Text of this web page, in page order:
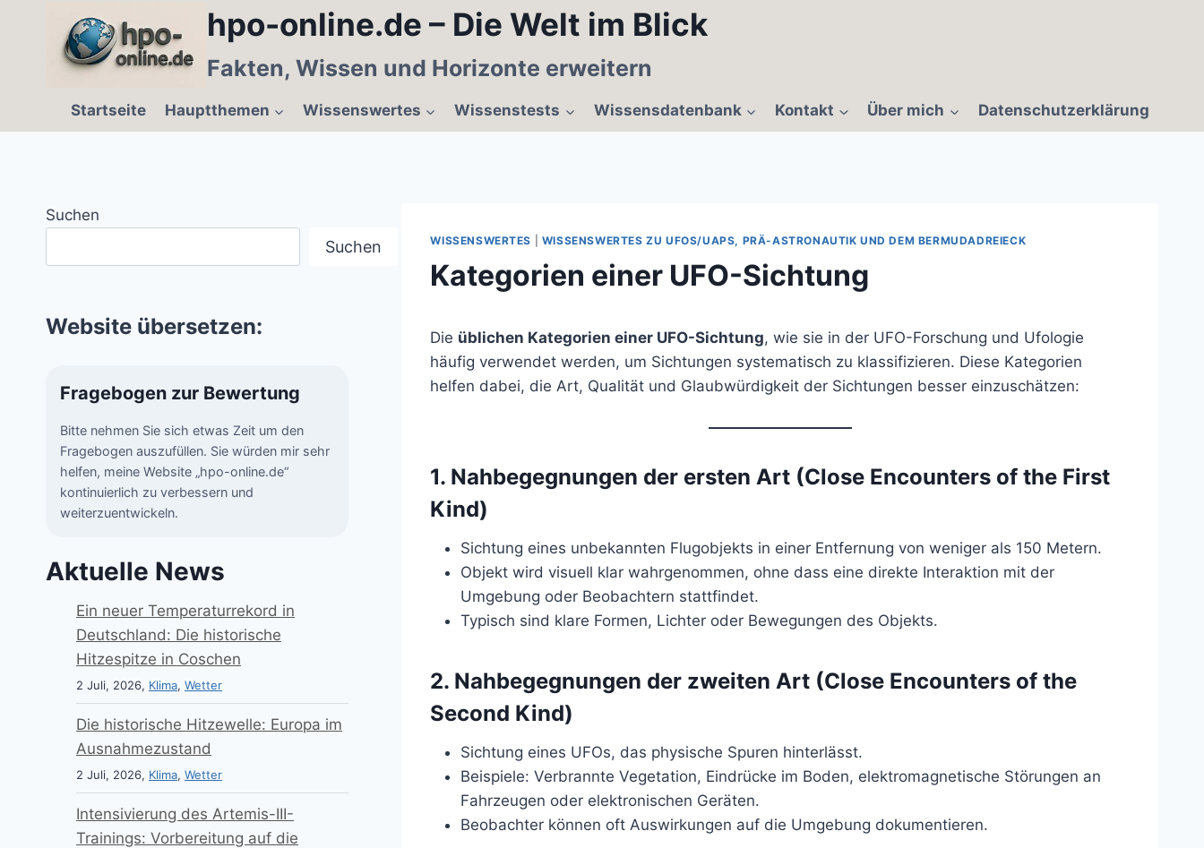
hpo-online.de – Die Welt im Blick
Fakten, Wissen und Horizonte erweitern
Startseite Hauptthemen Wissenswertes Wissenstests Wissensdatenbank Kontakt Über mich Datenschutzerklärung
WISSENSWERTES WISSENSWERTES ZU UFOS/UAPS, PRÄ-ASTRONAUTIK UND DEM BERMUDADREIECK
Kategorien einer UFO-Sichtung
Die üblichen Kategorien einer UFO-Sichtung, wie sie in der UFO-Forschung und Ufologie
häufig verwendet werden, um Sichtungen systematisch zu klassifizieren. Diese Kategorien
helfen dabei, die Art, Qualität und Glaubwürdigkeit der Sichtungen besser einzuschätzen:
1. Nahbegegnungen der ersten Art (Close Encounters of the First
Kind)
Sichtung eines unbekannten Flugobjekts in einer Entfernung von weniger als 150 Metern.
Objekt wird visuell klar wahrgenommen, ohne dass eine direkte Interaktion mit der
Umgebung oder Beobachtern stattfindet.
Typisch sind klare Formen, Lichter oder Bewegungen des Objekts.
2. Nahbegegnungen der zweiten Art (Close Encounters of the
Second Kind)
Sichtung eines UFOs, das physische Spuren hinterlässt.
Beispiele: Verbrannte Vegetation, Eindrücke im Boden, elektromagnetische Störungen an
Fahrzeugen oder elektronischen Geräten.
Beobachter können oft Auswirkungen auf die Umgebung dokumentieren.
Suchen
Suchen
Website übersetzen:
Fragebogen zur Bewertung
Bitte nehmen Sie sich etwas Zeit um den
Fragebogen auszufüllen. Sie würden mir sehr
helfen, meine Website „hpo-online.de“
kontinuierlich zu verbessern und
weiterzuentwickeln.
Aktuelle News
Ein neuer Temperaturrekord in
Deutschland: Die historische
Hitzespitze in Coschen
2 Juli, 2026, Klima, Wetter
Die historische Hitzewelle: Europa im
Ausnahmezustand
2 Juli, 2026, Klima, Wetter
Intensivierung des Artemis-III-
Trainings: Vorbereitung auf die